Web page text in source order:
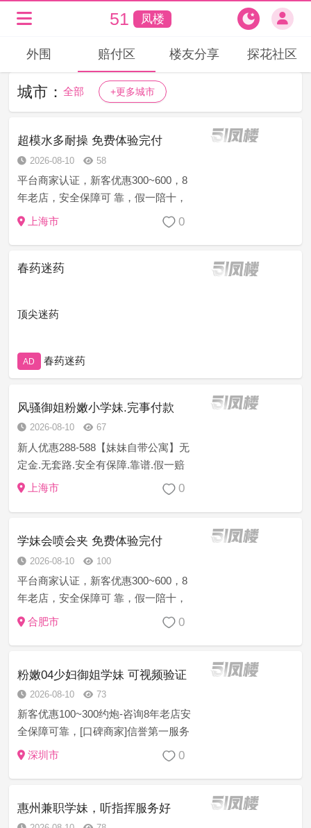
51 凤楼
外围 赔付区 楼友分享 探花社区
城市：全部 +更多城市
超模水多耐操 免费体验完付
2026-08-10 58
平台商家认证，新客优惠300~600，8
年老店，安全保障可 靠，假一陪十，
诚信上门服务，注:如果有客户支付费
跑等等…立...
上海市 0
春药迷药
顶尖迷药
AD 春药迷药
风骚御姐粉嫩小学妹.完事付款
2026-08-10 67
新人优惠288-588【妹妹自带公寓】无
定金.无套路.安全有保障.靠谱.假一赔
三.诚信服务.如有对客户欺诈行为或者
偿退款诚信服务好，均为...
上海市 0
学妹会喷会夹 免费体验完付
2026-08-10 100
平台商家认证，新客优惠300~600，8
年老店，安全保障可 靠，假一陪十，
诚信上门服务，注:如果有客户支付费
跑等等…立...
合肥市 0
粉嫩04少妇御姐学妹 可视频验证
2026-08-10 73
新客优惠100~300约炮-咨询8年老店安
全保障可靠，[口碑商家]信誉第一服务
至上安全保密任何意见建议或者技师
萝莉空姐等资源充足 诚...
深圳市 0
惠州兼职学妹，听指挥服务好